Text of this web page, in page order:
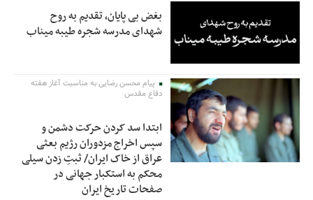
بغض بی پایان، تقدیم به روح
شهدای مدرسه شجره طیبه میناب
پیام محسن رضایی به مناسبت آغاز هفته
دفاع مقدس
ابتدا سد کردن حرکت دشمن و
سپس اخراج مزدوران رژیم بعثی
عراق از خاک ایران/ ثبتِ زدن سیلی
محکم به استکبار جهانی در
صفحات تاریخ ایران